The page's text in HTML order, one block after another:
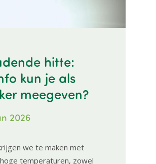
hitte:
kun je als
meegeven?
2026
we te maken met
temperaturen, zowel